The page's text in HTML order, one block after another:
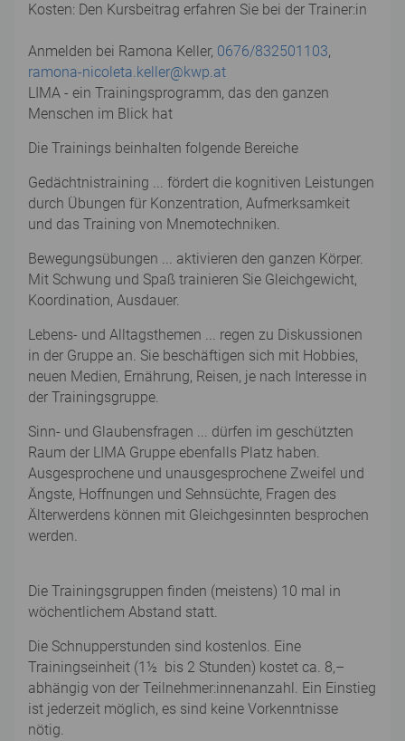
Kosten: Den Kursbeitrag erfahren Sie bei der Trainer:in
Anmelden bei Ramona Keller, 0676/832501103,
ramona-nicoleta.keller@kwp.at
LIMA - ein Trainingsprogramm, das den ganzen
Menschen im Blick hat
Die Trainings beinhalten folgende Bereiche
Gedächtnistraining ... fördert die kognitiven Leistungen
durch Übungen für Konzentration, Aufmerksamkeit
und das Training von Mnemotechniken.
Bewegungsübungen ... aktivieren den ganzen Körper.
Mit Schwung und Spaß trainieren Sie Gleichgewicht,
Koordination, Ausdauer.
Lebens- und Alltagsthemen ... regen zu Diskussionen
in der Gruppe an. Sie beschäftigen sich mit Hobbies,
neuen Medien, Ernährung, Reisen, je nach Interesse in
der Trainingsgruppe.
Sinn- und Glaubensfragen ... dürfen im geschützten
Raum der LIMA Gruppe ebenfalls Platz haben.
Ausgesprochene und unausgesprochene Zweifel und
Ängste, Hoffnungen und Sehnsüchte, Fragen des
Älterwerdens können mit Gleichgesinnten besprochen
werden.
Die Trainingsgruppen finden (meistens) 10 mal in
wöchentlichem Abstand statt.
Die Schnupperstunden sind kostenlos. Eine
Trainingseinheit (1½ bis 2 Stunden) kostet ca. 8,–
abhängig von der Teilnehmer:innenanzahl. Ein Einstieg
ist jederzeit möglich, es sind keine Vorkenntnisse
nötig.